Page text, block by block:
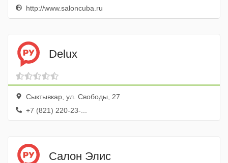
http://www.saloncuba.ru
Delux
Сыктывкар, ул. Свободы, 27
+7 (821) 220-23-...
Салон Элис